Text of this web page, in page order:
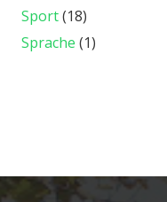
Sport(18)
Sprache (1)